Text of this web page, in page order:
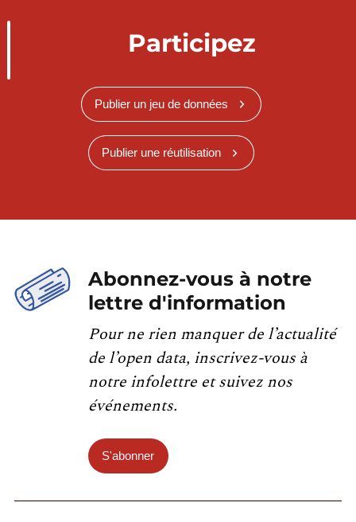
Participez
Publier un jeu de données
Publier une réutilisation
Abonnez-vous à notre
lettre d'information
Pour ne rien manquer de l’actualité
de l’open data, inscrivez-vous à
notre infolettre et suivez nos
événements.
S'abonner